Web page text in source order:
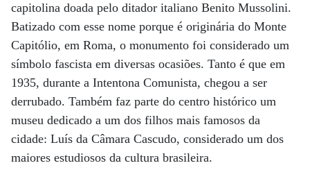
capitolina doada pelo ditador italiano Benito Mussolini.
Batizado com esse nome porque é originária do Monte
Capitólio, em Roma, o monumento foi considerado um
símbolo fascista em diversas ocasiões. Tanto é que em
1935, durante a Intentona Comunista, chegou a ser
derrubado. Também faz parte do centro histórico um
museu dedicado a um dos filhos mais famosos da
cidade: Luís da Câmara Cascudo, considerado um dos
maiores estudiosos da cultura brasileira.